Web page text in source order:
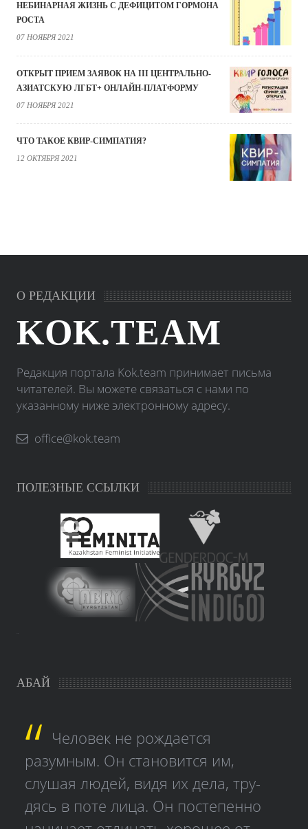
НЕБИНАРНАЯ ЖИЗНЬ С ДЕФИЦИТОМ ГОРМОНА
РОСТА
07 НОЯБРЯ 2021
ОТКРЫТ ПРИЕМ ЗАЯВОК НА III ЦЕНТРАЛЬНО-
АЗИАТСКУЮ ЛГБТ+ ОНЛАЙН-ПЛАТФОРМУ
07 НОЯБРЯ 2021
ЧТО ТАКОЕ КВИР-СИМПАТИЯ?
12 ОКТЯБРЯ 2021
О РЕДАКЦИИ
KOK.TEAM
Редакция портала Kok.team принимает письма
читателей. Вы можете связаться с нами по
указанному ниже электронному адресу.
office@kok.team
ПОЛЕЗНЫЕ ССЫЛКИ
АБАЙ
Человек не рождается
разумным. Он становится им,
слушая людей, видя их дела, тру­
дясь в поте лица. Он постепенно